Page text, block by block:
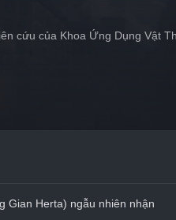
cứu của Khoa Ứng Dụng Vật
Gian Herta) ngẫu nhiên nhận